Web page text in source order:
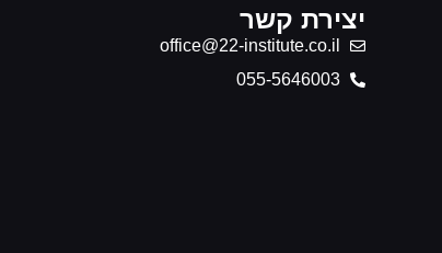
יצירת קשר
office@22-institute.co.il
‎055-5646003